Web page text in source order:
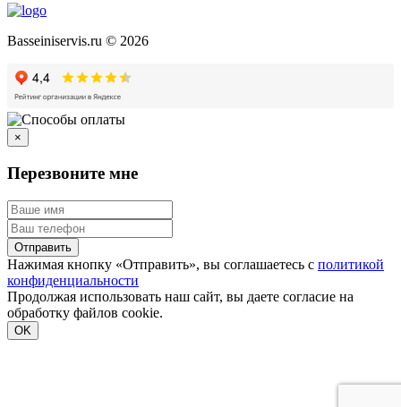
Basseiniservis.ru © 2026
×
Перезвоните мне
Отправить
Нажимая кнопку «Отправить», вы соглашаетесь с политикой
конфиденциальности
Продолжая использовать наш сайт, вы даете согласие на
обработку файлов cookie.
OK